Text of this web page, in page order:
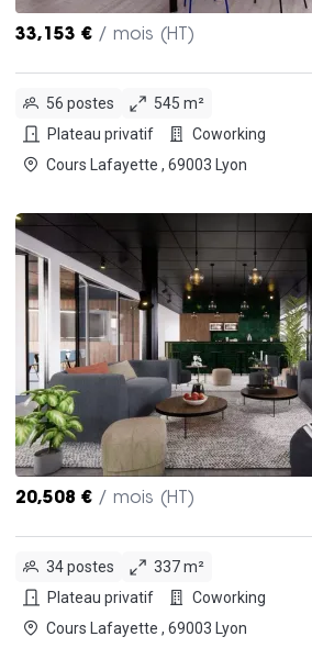
33,153 € / mois (HT)
56 postes
545 m²
Plateau privatif
Coworking
Cours Lafayette , 69003 Lyon
20,508 € / mois (HT)
34 postes
337 m²
Plateau privatif
Coworking
Cours Lafayette , 69003 Lyon